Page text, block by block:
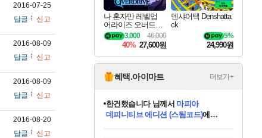
2016-07-25
답글
신고
2016-08-09
답글
신고
2016-08-09
답글
신고
2016-08-20
답글
신고
나 혼자만 레벨업
어라이즈 오버드라
이브 Solo Leveling A
rise
46,000
3,000
40% 27,600원
덴샤어택 Denshatta
ck
5%
24,990원
혜택.아이마트 더보기+
한건했습니다님께서 마피아
데피니티브 에디션 (스팀코드)에